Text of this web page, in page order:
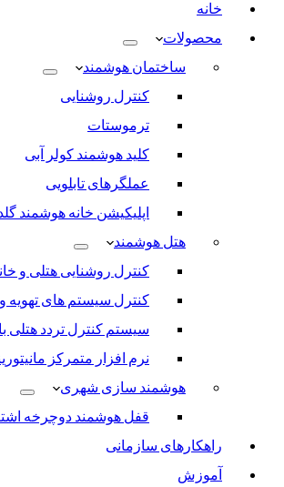
خانه
محصولات
ساختمان هوشمند
کنترل روشنایی
ترموستات
کلید هوشمند کولر آبی
عملگرهای تابلویی
اپلیکیشن خانه هوشمند
هتل هوشمند
کنترل روشنایی هتلی و
کنترل سیستم های تهویه
سیستم کنترل تردد هتلی
نرم افزار متمرکز
هوشمند سازی شهری
قفل هوشمند دوچرخه
راهکارهای سازمانی
آموزش